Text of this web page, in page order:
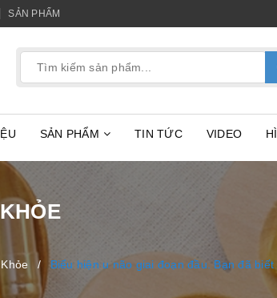
SẢN PHẨM
SẢN PHẨM TIN TỨC VIDEO
/ Biểu hiện u não giai đoạn đầu. Bạn đã